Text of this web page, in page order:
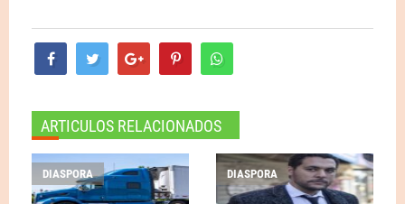
ARTICULOS RELACIONADOS
DIASPORA DIASPORA